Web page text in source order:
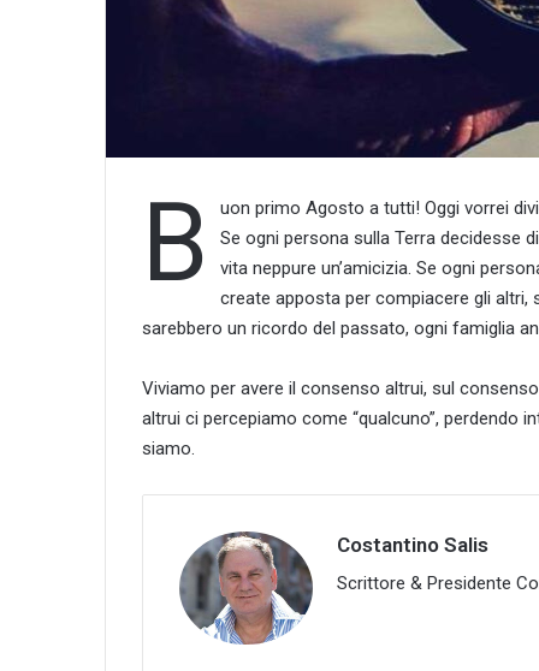
B
uon primo Agosto a tutti! Oggi vorrei
Se ogni persona sulla Terra decidesse
vita neppure un’amicizia. Se ogni
create apposta per compiacere gli altri,
sarebbero un ricordo del passato, ogni famiglia
Viviamo per avere il consenso altrui, sul
altrui ci percepiamo come “qualcuno”, perdendo
siamo.
Costantino Salis
Scrittore & Presidente